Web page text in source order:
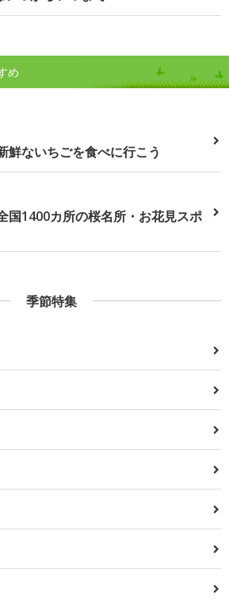
め
鮮ないちごを食べに行こう
国1400カ所の桜名所・お花見スポ
季節特集